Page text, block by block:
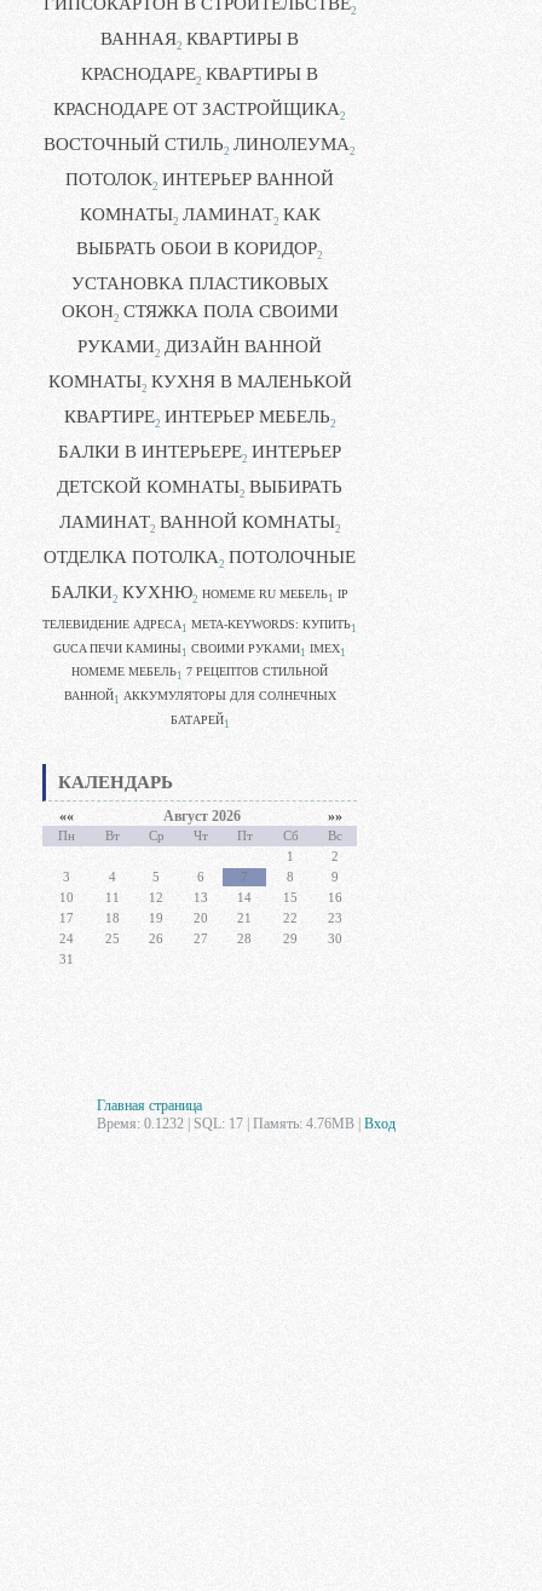
2
ВАННАЯ2 КВАРТИРЫ В
КРАСНОДАРЕ2 КВАРТИРЫ В
КРАСНОДАРЕ ОТ ЗАСТРОЙЩИКА2
ВОСТОЧНЫЙ СТИЛЬ2 ЛИНОЛЕУМА2
ПОТОЛОК2 ИНТЕРЬЕР ВАННОЙ
КОМНАТЫ2 ЛАМИНАТ2 КАК
ВЫБРАТЬ ОБОИ В КОРИДОР2
УСТАНОВКА ПЛАСТИКОВЫХ
ОКОН2 СТЯЖКА ПОЛА СВОИМИ
РУКАМИ2 ДИЗАЙН ВАННОЙ
КОМНАТЫ2 КУХНЯ В МАЛЕНЬКОЙ
КВАРТИРЕ2 ИНТЕРЬЕР МЕБЕЛЬ2
БАЛКИ В ИНТЕРЬЕРЕ2 ИНТЕРЬЕР
ДЕТСКОЙ КОМНАТЫ2 ВЫБИРАТЬ
ЛАМИНАТ2 ВАННОЙ КОМНАТЫ2
ОТДЕЛКА ПОТОЛКА2 ПОТОЛОЧНЫЕ
БАЛКИ2 КУХНЮ2 HOMEME RU МЕБЕЛЬ1 IP
ТЕЛЕВИДЕНИЕ АДРЕСА 1 META-KEYWORDS: КУПИТЬ1
GUCA ПЕЧИ КАМИНЫ1 CВОИМИ РУКАМИ1 IMEX1
HOMEME МЕБЕЛЬ1 7 РЕЦЕПТОВ СТИЛЬНОЙ
ВАННОЙ1 АККУМУЛЯТОРЫ ДЛЯ СОЛНЕЧНЫХ
БАТАРЕЙ1
КАЛЕНДАРЬ
«« Август 2026 »»
Пн Вт Ср Чт Пт Сб
Вс
1
2
3
4 5 6 7 8
9
10
11 12 13 14 15
16
17
18 19 20 21 22
23
24
25 26 27 28 29
30
31
Главная страница
Время: 0.1232 | SQL: 17 | Память: 4.76MB Вход